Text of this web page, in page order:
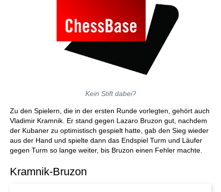
Kein Stift dabei?
Zu den Spielern, die in der ersten Runde vorlegten, gehört auch
Vladimir Kramnik. Er stand gegen Lazaro Bruzon gut, nachdem
der Kubaner zu optimistisch gespielt hatte, gab den Sieg wieder
aus der Hand und spielte dann das Endspiel Turm und Läufer
gegen Turm so lange weiter, bis Bruzon einen Fehler machte.
Kramnik-Bruzon